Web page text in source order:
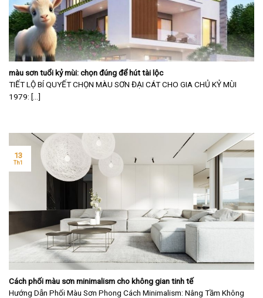
màu sơn tuổi kỷ mùi: chọn đúng để hút tài lộc
TIẾT LỘ BÍ QUYẾT CHỌN MÀU SƠN ĐẠI CÁT CHO GIA CHỦ KỶ MÙI
1979: [...]
Cách phối màu sơn minimalism cho không gian tinh tế
Hướng Dẫn Phối Màu Sơn Phong Cách Minimalism: Nâng Tầm Không
13
Th1